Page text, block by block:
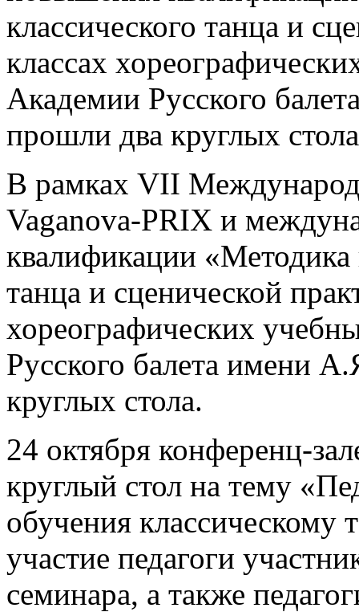
классического танца и
классах
Академии Русского
прошли два круглых
В рамках VII
Vaganova-PRIX и
квалификации «Методика
танца и сценической
хореографических
Русского балета имени
круглых стола.
24 октября конференц-
круглый стол на тему
обучения классическому
участие педагоги
семинара, а также